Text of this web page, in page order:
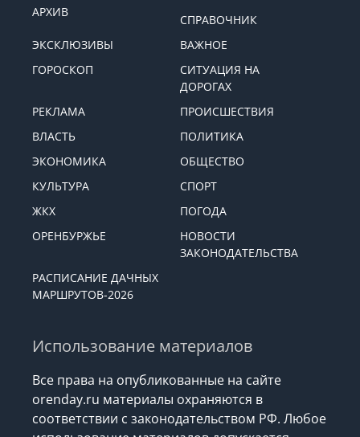
АРХИВ
СПРАВОЧНИК
ЭКСКЛЮЗИВЫ
ВАЖНОЕ
ГОРОСКОП
СИТУАЦИЯ НА
ДОРОГАХ
РЕКЛАМА
ПРОИСШЕСТВИЯ
ВЛАСТЬ
ПОЛИТИКА
ЭКОНОМИКА
ОБЩЕСТВО
КУЛЬТУРА
СПОРТ
ЖКХ
ПОГОДА
ОРЕНБУРЖЬЕ
НОВОСТИ
ЗАКОНОДАТЕЛЬСТВА
РАСПИСАНИЕ ДАЧНЫХ
МАРШРУТОВ-2026
Использование материалов
Все права на опубликованные на сайте
orenday.ru материалы охраняются в
соответствии с законодательством РФ. Любое